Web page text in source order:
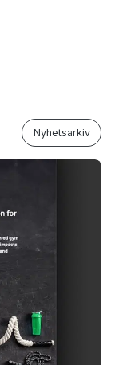
Nyhetsarkiv